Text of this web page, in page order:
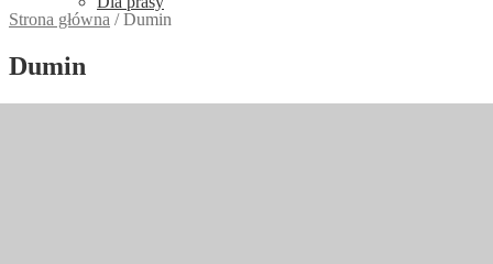
Strona główna /Dumin
Dumin